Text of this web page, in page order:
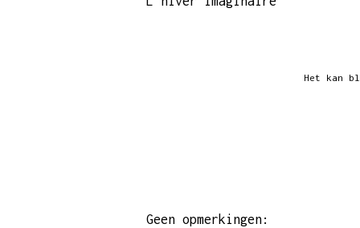
Het kan
Geen opmerkingen: